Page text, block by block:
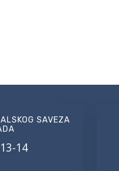
SAVEZA
14